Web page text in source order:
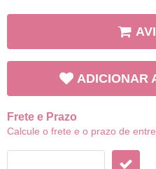
ADICIONAR
Frete e Prazo
Calcule o frete e o prazo de